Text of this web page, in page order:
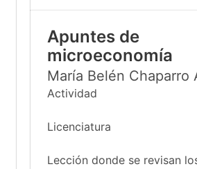
Apuntes de
microeconomía
María Belén Chaparro
Actividad
Licenciatura
Lección donde se revisan